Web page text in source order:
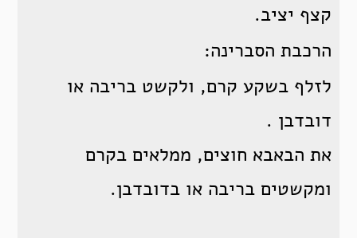
קצף יציב.
הרכבת הסברינה:
לזלף בשקע קרם, ולקשט בריבה או
דובדבן .
את הבאבא חוצים, ממלאים בקרם
ומקשטים בריבה או בדובדבן.